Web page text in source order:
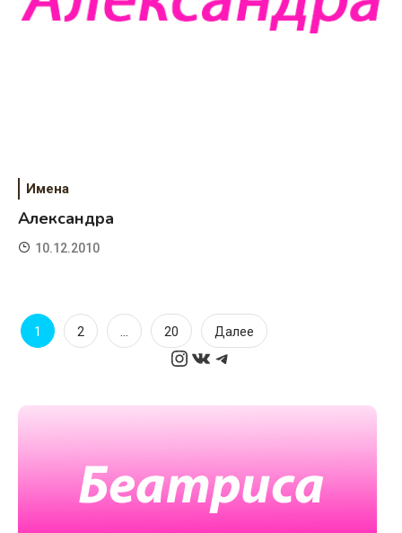
Имена
Александра
10.12.2010
Пагинация
1 2 … 20 Далее
Instagram
ВКонтакте
Telegram